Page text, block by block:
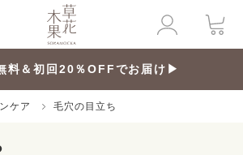
料＆初回20％OFFでお届け▶
ケア 毛穴の目立ち